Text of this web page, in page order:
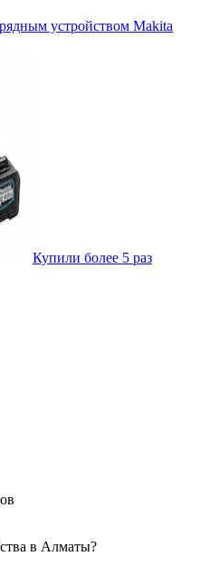
устройством Makita
Купили более 5 раз
в Алматы?